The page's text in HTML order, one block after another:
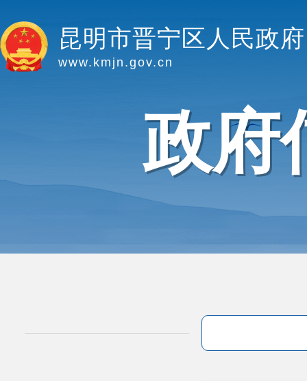
昆明市晋宁区人民政府
www.kmjn.gov.cn
政府